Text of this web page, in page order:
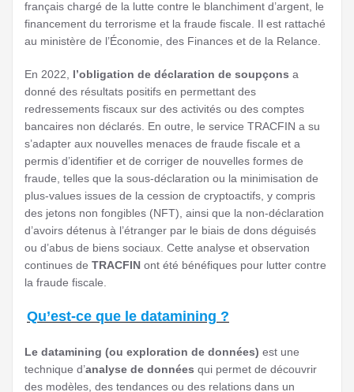
français chargé de la lutte contre le blanchiment d’argent, le
financement du terrorisme et la fraude fiscale. Il est rattaché
au ministère de l’Économie, des Finances et de la Relance.
En 2022, l’obligation de déclaration de soupçons a
donné des résultats positifs en permettant des
redressements fiscaux sur des activités ou des comptes
bancaires non déclarés. En outre, le service TRACFIN a su
s’adapter aux nouvelles menaces de fraude fiscale et a
permis d’identifier et de corriger de nouvelles formes de
fraude, telles que la sous-déclaration ou la minimisation de
plus-values issues de la cession de cryptoactifs, y compris
des jetons non fongibles (NFT), ainsi que la non-déclaration
d’avoirs détenus à l’étranger par le biais de dons déguisés
ou d’abus de biens sociaux. Cette analyse et observation
continues de TRACFIN ont été bénéfiques pour lutter contre
la fraude fiscale.
Qu’est-ce que le datamining ?
Le datamining (ou exploration de données) est une
technique d’analyse de données qui permet de découvrir
des modèles, des tendances ou des relations dans un